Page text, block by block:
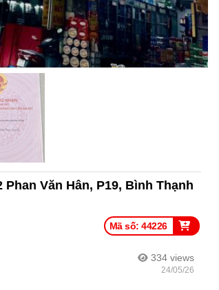
Văn Hân, P19, Bình Thạnh
Mã số: 44226
334 views
24/05/26